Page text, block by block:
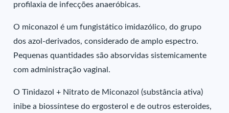
profilaxia de infecções anaeróbicas.
O miconazol é um fungistático imidazólico, do grupo
dos azol-derivados, considerado de amplo espectro.
Pequenas quantidades são absorvidas sistemicamente
com administração vaginal.
O Tinidazol + Nitrato de Miconazol (substância ativa)
inibe a biossíntese do ergosterol e de outros esteroides,